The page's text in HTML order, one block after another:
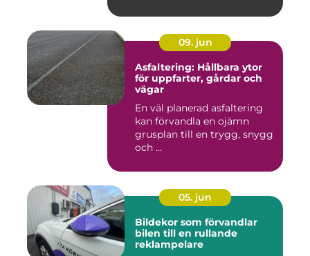
09. jun
Asfaltering: Hållbara ytor
för uppfarter, gårdar och
vägar
En väl planerad asfaltering
kan förvandla en ojämn
grusplan till en trygg, snygg
och ...
05. jun
Bildekor som förvandlar
bilen till en rullande
reklampelare